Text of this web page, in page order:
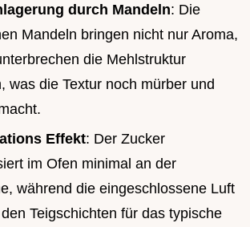
durch Mandeln: Die
Mandeln bringen nicht nur Aroma,
die Mehlstruktur
was die Textur noch mürber und
Effekt: Der Zucker
im Ofen minimal an der
während die eingeschlossene Luft
Teigschichten für das typische